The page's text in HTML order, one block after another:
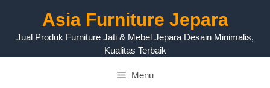
Asia Furniture Jepara
Jual Produk Furniture Jati & Mebel Jepara Desain Minimalis,
Kualitas Terbaik
Menu